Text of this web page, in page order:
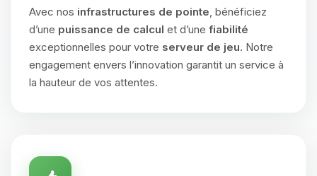
Avec nos infrastructures de pointe, bénéficiez
d’une puissance de calcul et d’une fiabilité
exceptionnelles pour votre serveur de jeu. Notre
engagement envers l’innovation garantit un service à
la hauteur de vos attentes.